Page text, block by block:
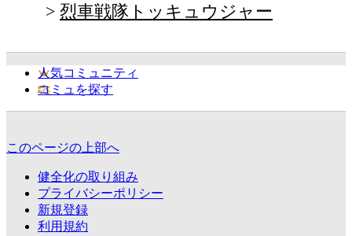
烈車戦隊トッキュウジャー
人気コミュニティ
コミュを探す
このページの上部へ
健全化の取り組み
プライバシーポリシー
新規登録
利用規約